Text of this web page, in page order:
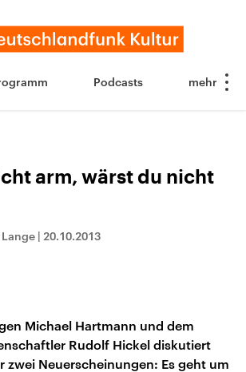
Podcasts
arm, wärst du nicht
| 20.10.2013
Michael Hartmann und dem
Rudolf Hickel diskutiert
zwei Neuerscheinungen: Es geht um